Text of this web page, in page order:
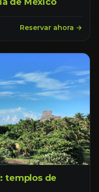
Reservar ahora →
templos de